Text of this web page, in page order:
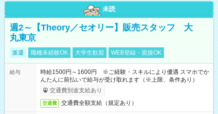
未読
週2～【Theory／セオリー】販売スタッフ 大
丸東京
派遣 職種未経験OK 大学生歓迎 WEB登録・面接OK
給与
時給1500円～1600円 ※ご経験・スキルにより優遇 スマホでか
んたんに前払いで給与が受け取れます（※上限、条件あり）
交通費別途支給あり
交通費 交通費全額支給（規定あり）